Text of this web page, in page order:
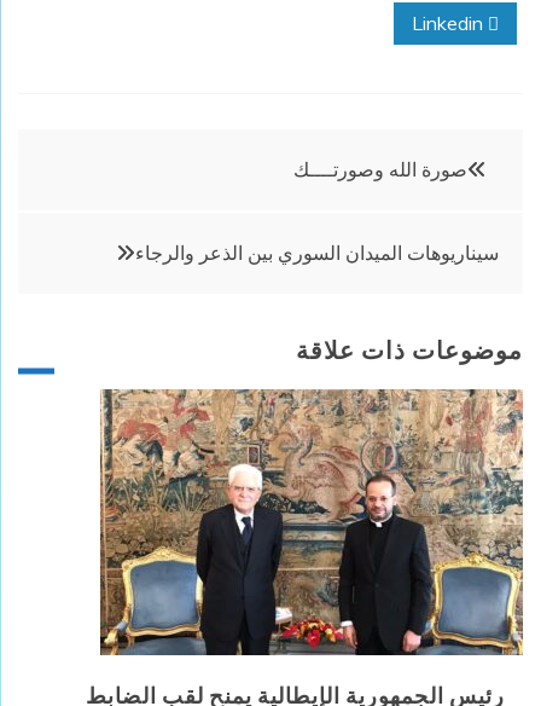
تصفّح
صورة الله وصورتــــك
سيناريوهات الميدان السوري بين الذعر والرجاء
موضوعات ذات علاقة
رئيس الجمهورية الإيطالية يمنح لقب الضابط